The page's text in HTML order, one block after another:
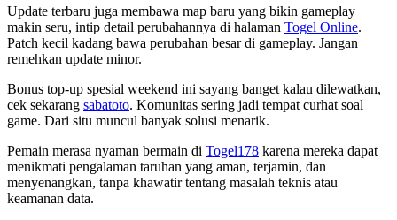
Update terbaru juga membawa map baru yang bikin gameplay
makin seru, intip detail perubahannya di halaman Togel Online.
Patch kecil kadang bawa perubahan besar di gameplay. Jangan
remehkan update minor.
Bonus top-up spesial weekend ini sayang banget kalau dilewatkan,
cek sekarang sabatoto. Komunitas sering jadi tempat curhat soal
game. Dari situ muncul banyak solusi menarik.
Pemain merasa nyaman bermain di Togel178 karena mereka dapat
menikmati pengalaman taruhan yang aman, terjamin, dan
menyenangkan, tanpa khawatir tentang masalah teknis atau
keamanan data.